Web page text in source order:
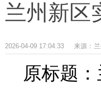
兰州新区
2026-04-09 17:04:33 来源：
原标题